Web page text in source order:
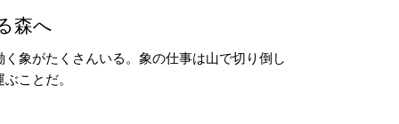
森へ
象がたくさんいる。象の仕事は山で切り倒し
ことだ。